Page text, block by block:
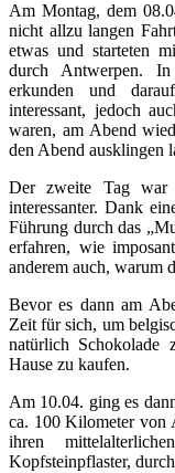
Am Montag, dem
nicht allzu langen
etwas und starteten
durch Antwerpen.
erkunden und
interessant, jedoch
waren, am Abend
den Abend ausklingen
Der zweite Tag war
interessanter. Dank
Führung durch das
erfahren, wie
anderem auch, warum
Bevor es dann am
Zeit für sich, um
natürlich
Hause zu kaufen.
Am 10.04. ging es
ca. 100 Kilometer von
ihren
Kopfsteinpflaster,